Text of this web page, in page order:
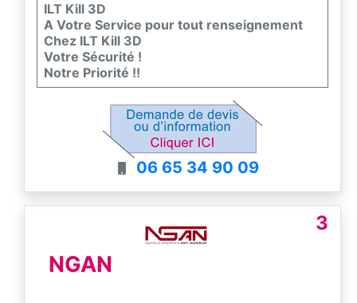
ILT Kill 3D
A Votre Service pour tout renseignement
Chez ILT Kill 3D
Votre Sécurité !
Notre Priorité !!
06 65 34 90 09
3
NGAN